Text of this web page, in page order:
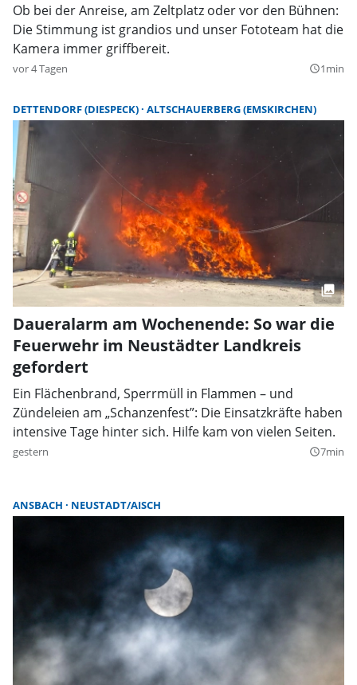
Ob bei der Anreise, am Zeltplatz oder vor den Bühnen:
Die Stimmung ist grandios und unser Fototeam hat die
Kamera immer griffbereit.
vor 4 Tagen query_builder1min
DETTENDORF (DIESPECK) ALTSCHAUERBERG (EMSKIRCHEN)
Daueralarm am Wochenende: So war die
Feuerwehr im Neustädter Landkreis
gefordert
Ein Flächenbrand, Sperrmüll in Flammen – und
Zündeleien am „Schanzenfest”: Die Einsatzkräfte haben
intensive Tage hinter sich. Hilfe kam von vielen Seiten.
gestern query_builder7min
ANSBACH NEUSTADT/AISCH